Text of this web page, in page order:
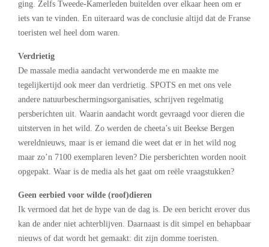
ging. Zelfs Tweede-Kamerleden buitelden over elkaar heen om er
iets van te vinden. En uiteraard was de conclusie altijd dat de Franse
toeristen wel heel dom waren.
Verdrietig
De massale media aandacht verwonderde me en maakte me
tegelijkertijd ook meer dan verdrietig. SPOTS en met ons vele
andere natuurbeschermingsorganisaties, schrijven regelmatig
persberichten uit. Waarin aandacht wordt gevraagd voor dieren die
uitsterven in het wild. Zo werden de cheeta’s uit Beekse Bergen
wereldnieuws, maar is er iemand die weet dat er in het wild nog
maar zo’n 7100 exemplaren leven? Die persberichten worden nooit
opgepakt. Waar is de media als het gaat om reële vraagstukken?
Geen eerbied voor wilde (roof)dieren
Ik vermoed dat het de hype van de dag is. De een bericht erover dus
kan de ander niet achterblijven. Daarnaast is dit simpel en behapbaar
nieuws of dat wordt het gemaakt: dit zijn domme toeristen.